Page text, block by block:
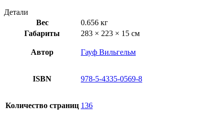
Детали
Вес
0.656 кг
Габариты
283 × 223 × 15 см
Автор Гауф Вильгельм
ISBN 978-5-4335-0569-8
Количество страниц 136